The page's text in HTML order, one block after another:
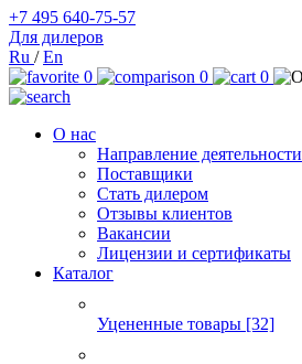
+7 495 640-75-57
Для дилеров
Ru /En
0
0 0
О нас
Направление деятельности
Поставщики
Стать дилером
Отзывы клиентов
Вакансии
Лицензии и сертификаты
Каталог
Уцененные товары [32]